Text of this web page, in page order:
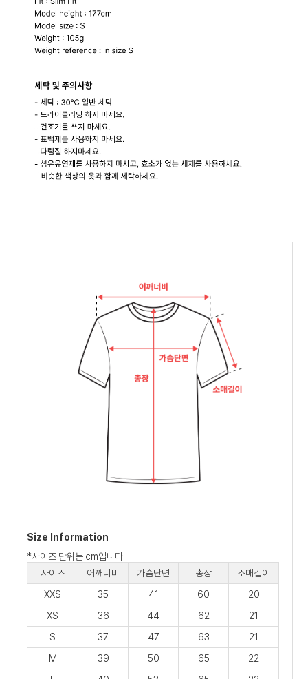
Size Information
*사이즈 단위는 cm입니다.
사이즈
어깨너비 가슴단면 총장
소매길이
XXS
35 41 60
20
XS
36 44 62
21
S
37 47 63
21
M
39 50 65
22